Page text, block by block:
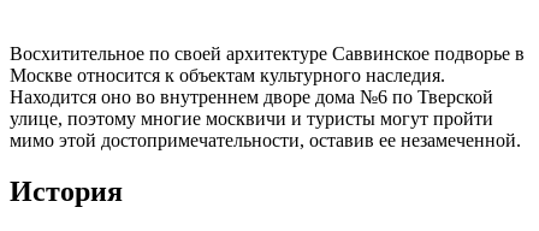
Восхитительное по своей архитектуре Саввинское подворье в
Москве относится к объектам культурного наследия.
Находится оно во внутреннем дворе дома №6 по Тверской
улице, поэтому многие москвичи и туристы могут пройти
мимо этой достопримечательности, оставив ее незамеченной.
История